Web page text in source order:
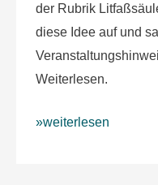
der Rubrik
diese Idee auf und
Weiterlesen.
»weiterlesen